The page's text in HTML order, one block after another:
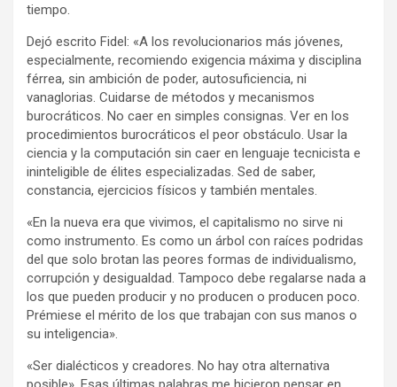
tiempo.
Dejó escrito Fidel: «A los revolucionarios más jóvenes,
especialmente, recomiendo exigencia máxima y disciplina
férrea, sin ambición de poder, autosuficiencia, ni
vanaglorias. Cuidarse de métodos y mecanismos
burocráticos. No caer en simples consignas. Ver en los
procedimientos burocráticos el peor obstáculo. Usar la
ciencia y la computación sin caer en lenguaje tecnicista e
ininteligible de élites especializadas. Sed de saber,
constancia, ejercicios físicos y también mentales.
«En la nueva era que vivimos, el capitalismo no sirve ni
como instrumento. Es como un árbol con raíces podridas
del que solo brotan las peores formas de individualismo,
corrupción y desigualdad. Tampoco debe regalarse nada a
los que pueden producir y no producen o producen poco.
Prémiese el mérito de los que trabajan con sus manos o
su inteligencia».
«Ser dialécticos y creadores. No hay otra alternativa